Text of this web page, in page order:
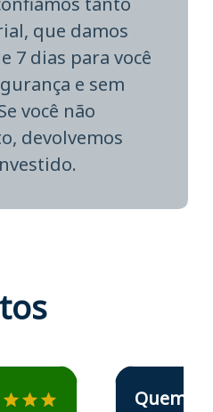
que damos
7 dias para você
e sem
você não
devolvemos
o Aprova Concursos emEstudante Elais
Quem